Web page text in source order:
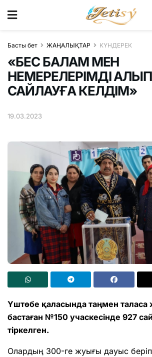
Басты бет ЖАҢАЛЫҚТАР КҮНДЕРЕК
«БЕС БАЛАМ МЕН
НЕМЕРЕЛЕРІМДІ АЛЫП
САЙЛАУҒА КЕЛДІМ»
19.03.2023
Үштөбе қаласында таңмен
бастаған №150 учаскесінде 927
тіркелген.
Олардың 300-ге жуығы дауыс